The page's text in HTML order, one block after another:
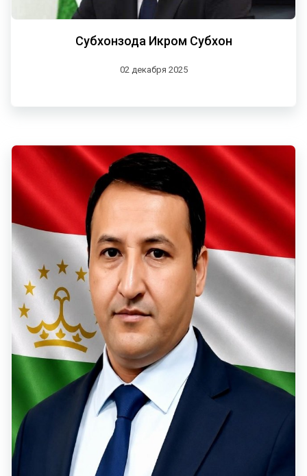
Субхонзода Икром Субхон
02 декабря 2025